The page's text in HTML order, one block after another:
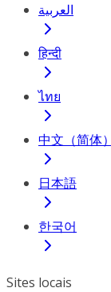
العربية
हिन्दी
ไทย
中文（简体）
日本語
한국어
Sites locais